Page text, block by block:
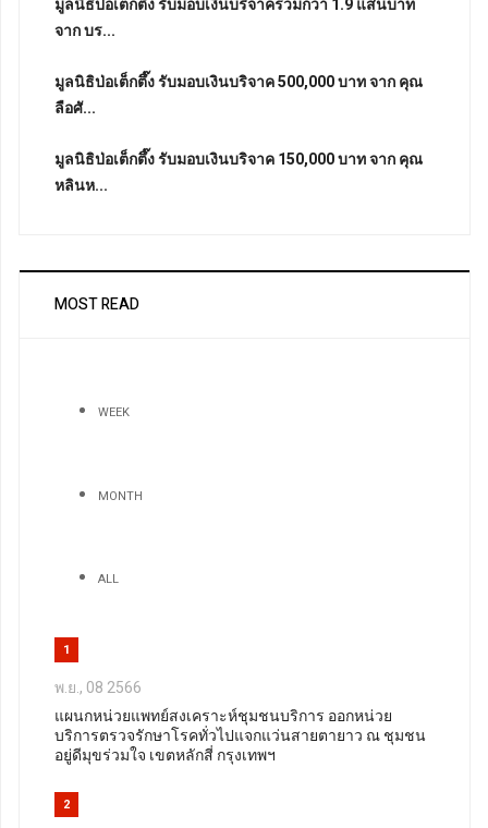
มูลนิธิป่อเต็กตึ๊ง รับมอบเงินบริจาครวมกว่า 1.9 แสนบาท
จาก บร...
มูลนิธิป่อเต็กตึ๊ง รับมอบเงินบริจาค 500,000 บาท จาก คุณ
ลือศั...
มูลนิธิป่อเต็กตึ๊ง รับมอบเงินบริจาค 150,000 บาท จาก คุณ
หลินห...
MOST READ
WEEK
MONTH
ALL
1
พ.ย., 08 2566
แผนกหน่วยแพทย์สงเคราะห์ชุมชนบริการ ออกหน่วย
บริการตรวจรักษาโรคทั่วไปแจกแว่นสายตายาว ณ ชุมชน
อยู่ดีมุขร่วมใจ เขตหลักสี่ กรุงเทพฯ
2